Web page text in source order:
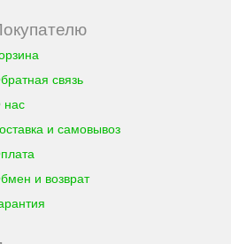
связь
нас
и самовывоз
и возврат